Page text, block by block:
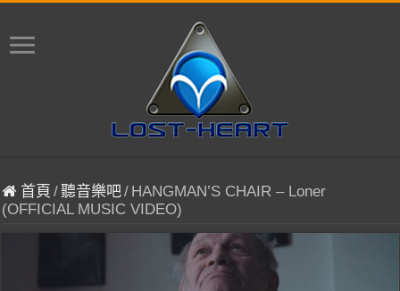
首頁 /聽音樂吧/ HANGMAN’S CHAIR – Loner
(OFFICIAL MUSIC VIDEO)